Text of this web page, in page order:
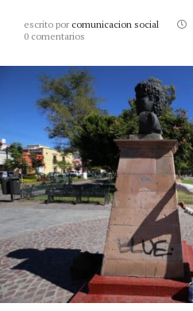
escrito por comunicacion social
0 comentarios